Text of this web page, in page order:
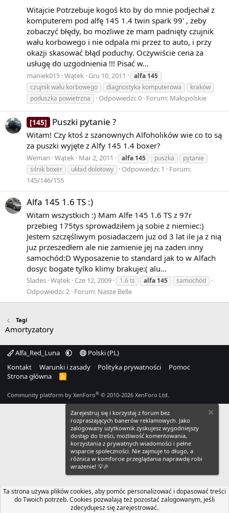
Witajcie Potrzebuje kogoś kto by do mnie podjechał z
komputerem pod alfę 145 1.4 twin spark 99' , żeby
zobaczyć błędy, bo możliwe że mam padnięty czujnik
wału korbowego i nie odpala mi przez to auto, i przy
okazji skasować błąd poduchy. Oczywiście cena za
usługę do uzgodnienia !!! Pisać w...
maniek015 Wątek Gru 10, 2011 alfa 145
czujnik wału korbowego
diagnostyka komputerowa
kraków
poduszka powietrzna
Odpowiedzi: 0 Forum: Małopolskie
[145] Puszki pytanie ?
Witam! Czy ktoś z szanownych Alfoholików wie co to są
za puszki wyjęte z Alfy 145 1.4 boxer?
Weman Wątek Mar 2, 2011 alfa 145 puszka
pytanie
silnik boxer
układ dolotowy Odpowiedzi: 1
Forum:
145/146/155
Alfa 145 1.6 TS :)
Witam wszystkich :) Mam Alfe 145 1.6 TS z 97r
przebieg 175tys sprowadziłem ją sobie z niemiec:)
Jestem szczęśliwym posiadaczem juz od 3 lat ile ja z nią
juz przeszedłem ale nie zamienie jej na zaden inny
samochód:D Wyposazenie to standard jak to w Alfach
dosyc bogate tylko klimy brakuje:( alu...
Slades Wątek Cze 12, 2009 1.6 ts alfa 145 samochód
Odpowiedzi: 2 Forum: Nasze Belle
Tagi
Amortyzatory
Alfa_Red_Luna
Polski (PL)
Kontakt
Warunki i zasady Polityka prywatności
Pomoc
Strona główna
R
Community platform by XenForo® © 2010-2026 XenForo Ltd.
Zarejestruj się i korzystaj z forum bez
rozpraszających banerów reklamowych. Jako
zalogowany użytkownik zyskujesz wygodniejszy
dostęp do treści, możliwość komentowania,
korzystania z prywatnych wiadomości i pełne
wsparcie społeczności. Nie zajmuje to długo, a
różnica w komforcie przeglądania naprawdę robi
wrażenie! 💡🎉
Ta strona używa plików cookies, aby pomóc personalizować i dopasować treści
do Twoich potrzeb. Cookies pozwalają też pozostać zalogowanym, jeśli
zdecydujesz się zarejestrować.